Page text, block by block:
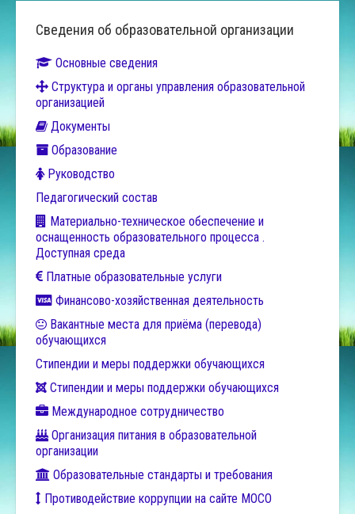
Сведения об образовательной организации
Основные сведения
Структура и органы управления образовательной
организацией
Документы
Образование
Руководство
Педагогический состав
Материально-техническое обеспечение и
оснащенность образовательного процесса .
Доступная среда
Платные образовательные услуги
Финансово-хозяйственная деятельность
Вакантные места для приёма (перевода)
обучающихся
Стипендии и меры поддержки обучающихся
Стипендии и меры поддержки обучающихся
Международное сотрудничество
Организация питания в образовательной
организации
Образовательные стандарты и требования
Противодействие коррупции на сайте МОСО